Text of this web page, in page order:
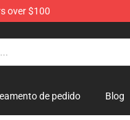
over $100
de pedido Blog